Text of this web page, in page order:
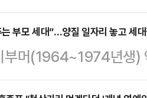
출 의상이 화제의 중
레오노라 인카르도나
서 열린 PSG와 바이에
개된 사진에 따르면 인
는 부모 세대”…양질 일자리 놓고 세
부머(1964~1974년생)
서 노동시장의 세대 구